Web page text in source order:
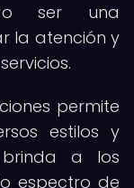
ser una
la atención y
permite
estilos y
a los
espectro de